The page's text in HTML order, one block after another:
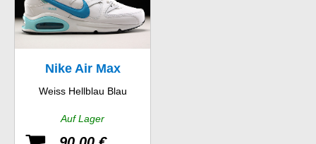
Nike Air Max
Command Leather
GS
Weiss Hellblau Blau
Auf Lager